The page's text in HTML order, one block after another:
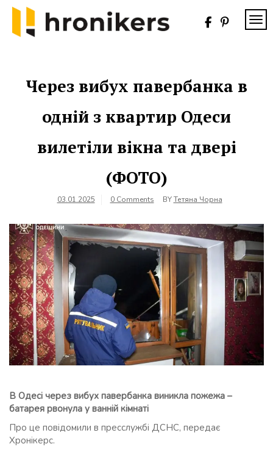
Skip
content
Через вибух павербанка в
одній з квартир Одеси
вилетіли вікна та двері
(ФОТО)
03.01.2025 0 Comments BYТетяна Чорна
В Одесі через вибух павербанка виникла пожежа –
батарея рвонула у ванній кімнаті
Про це повідомили в пресслужбі ДСНС, передає
Хронікерс.